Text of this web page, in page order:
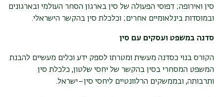
סין ואירופה; דפוסי הפעולה של סין בארגון הסחר העולמי ובארגונים
ובמוסדות בינלאומיים אחרים; וכלכלת סין בהקשר הישראלי.
סדנה במשפט ועסקים עם סין
הקורס בנוי כסדנה מעשית ומטרתו לספק ידע וכלים מעשיים להבנת
המשפט המסחרי בסין בהקשר של יחסי שלטון, כלכלת סין
ותרבותה, ובממשקים הרלוונטיים ליחסי סין–ישראל.